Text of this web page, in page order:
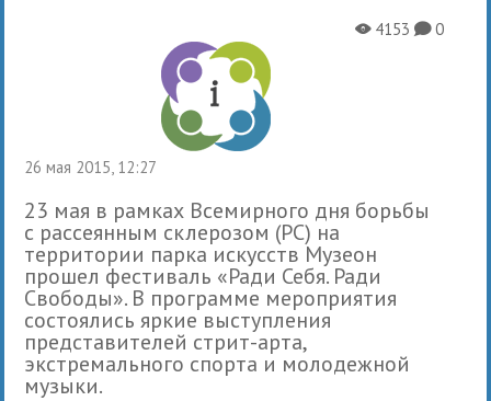
26 мая 2015, 12:27
X4153K0
23 мая в рамках Всемирного дня борьбы
с рассеянным склерозом (РС) на
территории парка искусств Музеон
прошел фестиваль «Ради Себя. Ради
Свободы». В программе мероприятия
состоялись яркие выступления
представителей стрит-арта,
экстремального спорта и молодежной
музыки.